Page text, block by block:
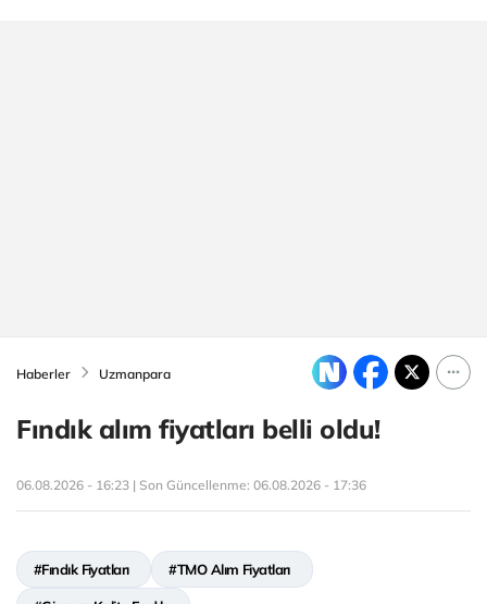
Haberler Uzmanpara
Fındık alım fiyatları belli oldu!
06.08.2026 - 16:23 | Son Güncellenme: 06.08.2026 - 17:36
#Fındık Fiyatları #TMO Alım Fiyatları